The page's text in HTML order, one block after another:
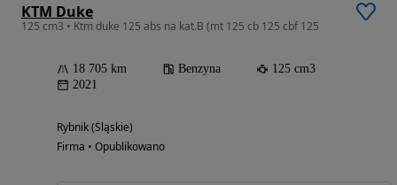
KTM Duke
125 cm3 • Ktm duke 125 abs na kat.B (mt 125 cb 125 cbf 125
18 705 km Benzyna
125 cm3
2021
Rybnik (Śląskie)
Firma • Opublikowano